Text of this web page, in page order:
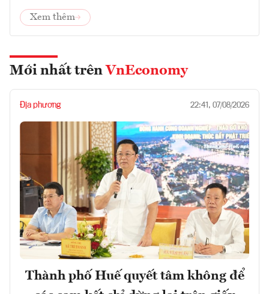
Xem thêm
Mới nhất trên VnEconomy
Địa phương 22:41, 07/08/2026
Thành phố Huế quyết tâm không để